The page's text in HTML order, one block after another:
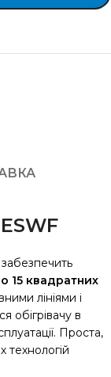
15 квадратних
лініями і
обігрівачу в
Проста,
технологій